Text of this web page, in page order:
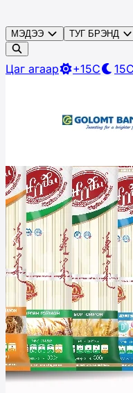
МЭДЭЭ ТУГ БРЭНД
Цаг агаар +15C 15C